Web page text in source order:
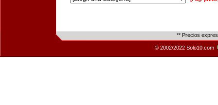
** Precios
© 2002/2022 Solo10.com